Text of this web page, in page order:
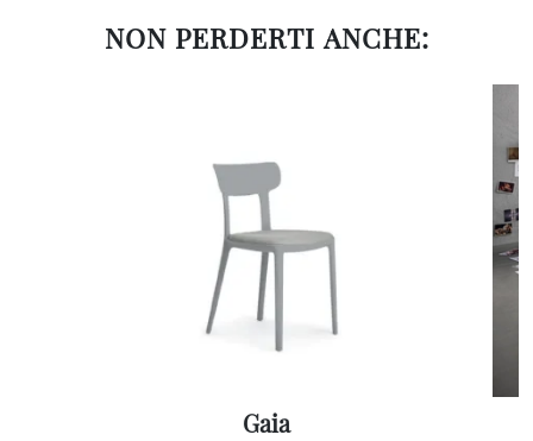
NON PERDERTI ANCHE:
Gaia